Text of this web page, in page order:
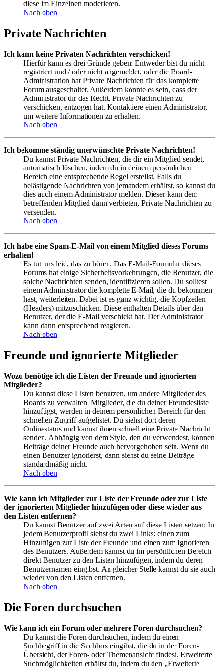
diese im Einzelnen moderieren.
Nach oben
Private Nachrichten
Ich kann keine Privaten Nachrichten verschicken!
Hierfür kann es drei Gründe geben: Entweder bist du nicht
registriert und / oder nicht angemeldet, oder die Board-
Administration hat Private Nachrichten für das komplette
Forum ausgeschaltet. Außerdem könnte es sein, dass der
Administrator dir das Recht, Private Nachrichten zu
verschicken, entzogen hat. Kontaktiere einen Administrator,
um weitere Informationen zu erhalten.
Nach oben
Ich bekomme ständig unerwünschte Private Nachrichten!
Du kannst Private Nachrichten, die dir ein Mitglied sendet,
automatisch löschen, indem du in deinem persönlichen
Bereich eine entsprechende Regel erstellst. Falls du
belästigende Nachrichten von jemandem erhältst, so kannst du
dies auch einem Administrator melden. Dieser kann dem
betreffenden Mitglied dann verbieten, Private Nachrichten zu
versenden.
Nach oben
Ich habe eine Spam-E-Mail von einem Mitglied dieses Forums
erhalten!
Es tut uns leid, das zu hören. Das E-Mail-Formular dieses
Forums hat einige Sicherheitsvorkehrungen, die Benutzer, die
solche Nachrichten senden, identifizieren sollen. Du solltest
einem Administrator die komplette E-Mail, die du bekommen
hast, weiterleiten. Dabei ist es ganz wichtig, die Kopfzeilen
(Headers) mitzuschicken. Diese enthalten Details über den
Benutzer, der die E-Mail verschickt hat. Der Administrator
kann dann entsprechend reagieren.
Nach oben
Freunde und ignorierte Mitglieder
Wozu benötige ich die Listen der Freunde und ignorierten
Mitglieder?
Du kannst diese Listen benutzen, um andere Mitglieder des
Boards zu verwalten. Mitglieder, die du deiner Freundesliste
hinzufügst, werden in deinem persönlichen Bereich für den
schnellen Zugriff aufgelistet. Du siehst dort deren
Onlinestatus und kannst ihnen schnell eine Private Nachricht
senden. Abhängig von dem Style, den du verwendest, können
Beiträge deiner Freunde auch hervorgehoben sein. Wenn du
einen Benutzer ignorierst, dann siehst du seine Beiträge
standardmäßig nicht.
Nach oben
Wie kann ich Mitglieder zur Liste der Freunde oder zur Liste
der ignorierten Mitglieder hinzufügen oder diese wieder aus
den Listen entfernen?
Du kannst Benutzer auf zwei Arten auf diese Listen setzen: In
jedem Benutzerprofil siehst du zwei Links: einen zum
Hinzufügen zur Liste der Freunde und einen zum Ignorieren
des Benutzers. Außerdem kannst du im persönlichen Bereich
direkt Benutzer zu den Listen hinzufügen, indem du deren
Benutzernamen eingibst. An gleicher Stelle kannst du sie auch
wieder von den Listen entfernen.
Nach oben
Die Foren durchsuchen
Wie kann ich ein Forum oder mehrere Foren durchsuchen?
Du kannst die Foren durchsuchen, indem du einen
Suchbegriff in die Suchbox eingibst, die du in der Foren-
Übersicht, der Foren- oder Themenansicht findest. Erweiterte
Suchmöglichkeiten erhältst du, indem du den „Erweiterte